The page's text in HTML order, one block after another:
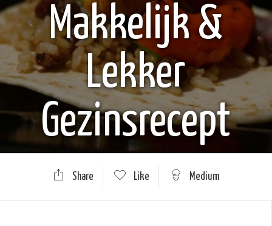
Makkelijk &
Lekker
Gezinsrecept
Share Like Medium